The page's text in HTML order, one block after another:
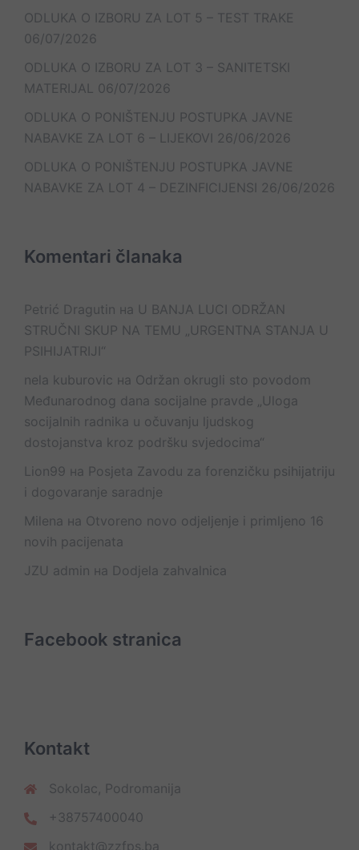
ODLUKA O IZBORU ZA LOT 5 – TEST TRAKE
06/07/2026
ODLUKA O IZBORU ZA LOT 3 – SANITETSKI
MATERIJAL 06/07/2026
ODLUKA O PONIŠTENJU POSTUPKA JAVNE
NABAVKE ZA LOT 6 – LIJEKOVI 26/06/2026
ODLUKA O PONIŠTENJU POSTUPKA JAVNE
NABAVKE ZA LOT 4 – DEZINFICIJENSI 26/06/2026
Komentari članaka
Petrić Dragutin на U BANJA LUCI ODRŽAN
STRUČNI SKUP NA TEMU „URGENTNA STANJA U
PSIHIJATRIJI“
nela kuburovic на Održan okrugli sto povodom
Međunarodnog dana socijalne pravde „Uloga
socijalnih radnika u očuvanju ljudskog
dostojanstva kroz podršku svjedocima“
Lion99 на Posjeta Zavodu za forenzičku psihijatriju
i dogovaranje saradnje
Milena на Otvoreno novo odjeljenje i primljeno 16
novih pacijenata
JZU admin на Dodjela zahvalnica
Facebook stranica
Kontakt
Sokolac, Podromanija
+38757400040
kontakt@zzfps.ba